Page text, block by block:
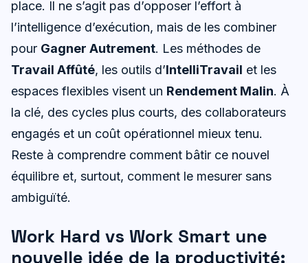
place. Il ne s’agit pas d’opposer l’effort à
l’intelligence d’exécution, mais de les combiner
pour Gagner Autrement. Les méthodes de
Travail Affûté, les outils d’IntelliTravail et les
espaces flexibles visent un Rendement Malin. À
la clé, des cycles plus courts, des collaborateurs
engagés et un coût opérationnel mieux tenu.
Reste à comprendre comment bâtir ce nouvel
équilibre et, surtout, comment le mesurer sans
ambiguïté.
Work Hard vs Work Smart une
nouvelle idée de la productivité: